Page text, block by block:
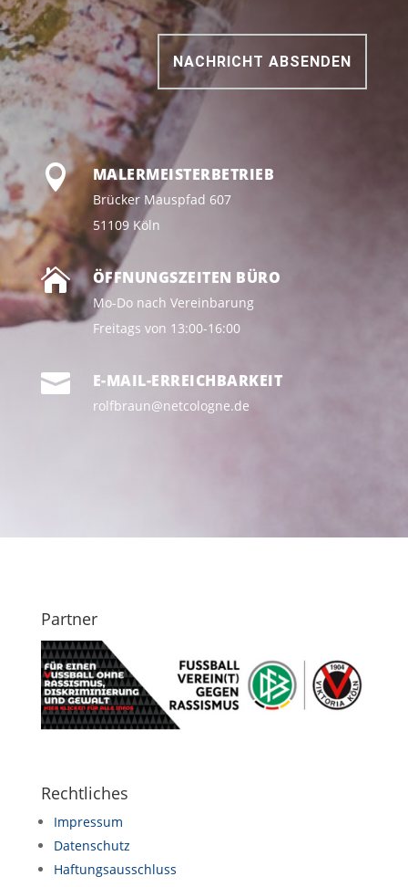
NACHRICHT ABSENDEN
 MALERMEISTERBETRIEB
Brücker Mauspfad 607
51109 Köln
 ÖFFNUNGSZEITEN BÜRO
Mo-Do nach Vereinbarung
Freitags von 13:00-16:00
 E-MAIL-ERREICHBARKEIT
rolfbraun@netcologne.de
Partner
Rechtliches
Impressum
Datenschutz
Haftungsausschluss